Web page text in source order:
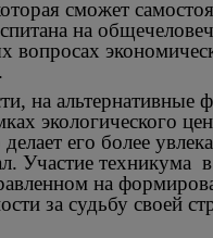
сможет
на
вопросах
на
экологического
делает его более
Участие техникума
на
за судьбу своей